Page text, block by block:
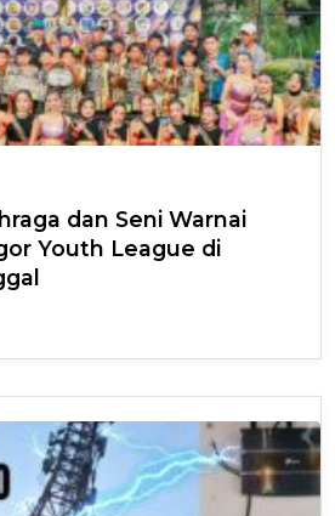
dan Seni Warnai
Youth League di